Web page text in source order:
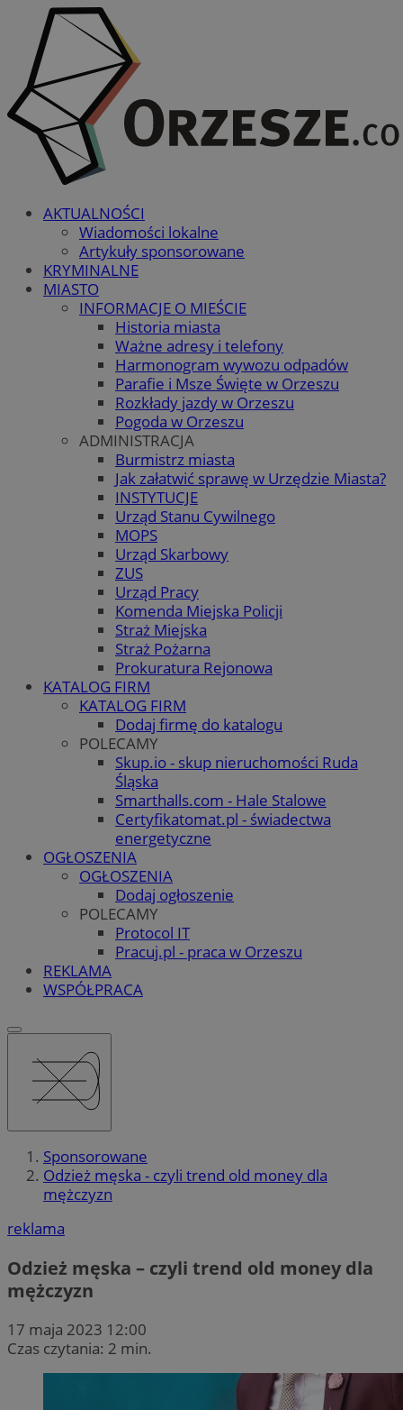
AKTUALNOŚCI
Wiadomości lokalne
Artykuły sponsorowane
KRYMINALNE
MIASTO
INFORMACJE O MIEŚCIE
Historia miasta
Ważne adresy i telefony
Harmonogram wywozu odpadów
Parafie i Msze Święte w Orzeszu
Rozkłady jazdy w Orzeszu
Pogoda w Orzeszu
ADMINISTRACJA
Burmistrz miasta
Jak załatwić sprawę w Urzędzie Miasta?
INSTYTUCJE
Urząd Stanu Cywilnego
MOPS
Urząd Skarbowy
ZUS
Urząd Pracy
Komenda Miejska Policji
Straż Miejska
Straż Pożarna
Prokuratura Rejonowa
KATALOG FIRM
KATALOG FIRM
Dodaj firmę do katalogu
POLECAMY
Skup.io - skup nieruchomości Ruda
Śląska
Smarthalls.com - Hale Stalowe
Certyfikatomat.pl - świadectwa
energetyczne
OGŁOSZENIA
OGŁOSZENIA
Dodaj ogłoszenie
POLECAMY
Protocol IT
Pracuj.pl - praca w Orzeszu
REKLAMA
WSPÓŁPRACA
Sponsorowane
Odzież męska - czyli trend old money dla
mężczyzn
reklama
Odzież męska – czyli trend old money dla
mężczyzn
17 maja 2023 12:00
Czas czytania: 2 min.